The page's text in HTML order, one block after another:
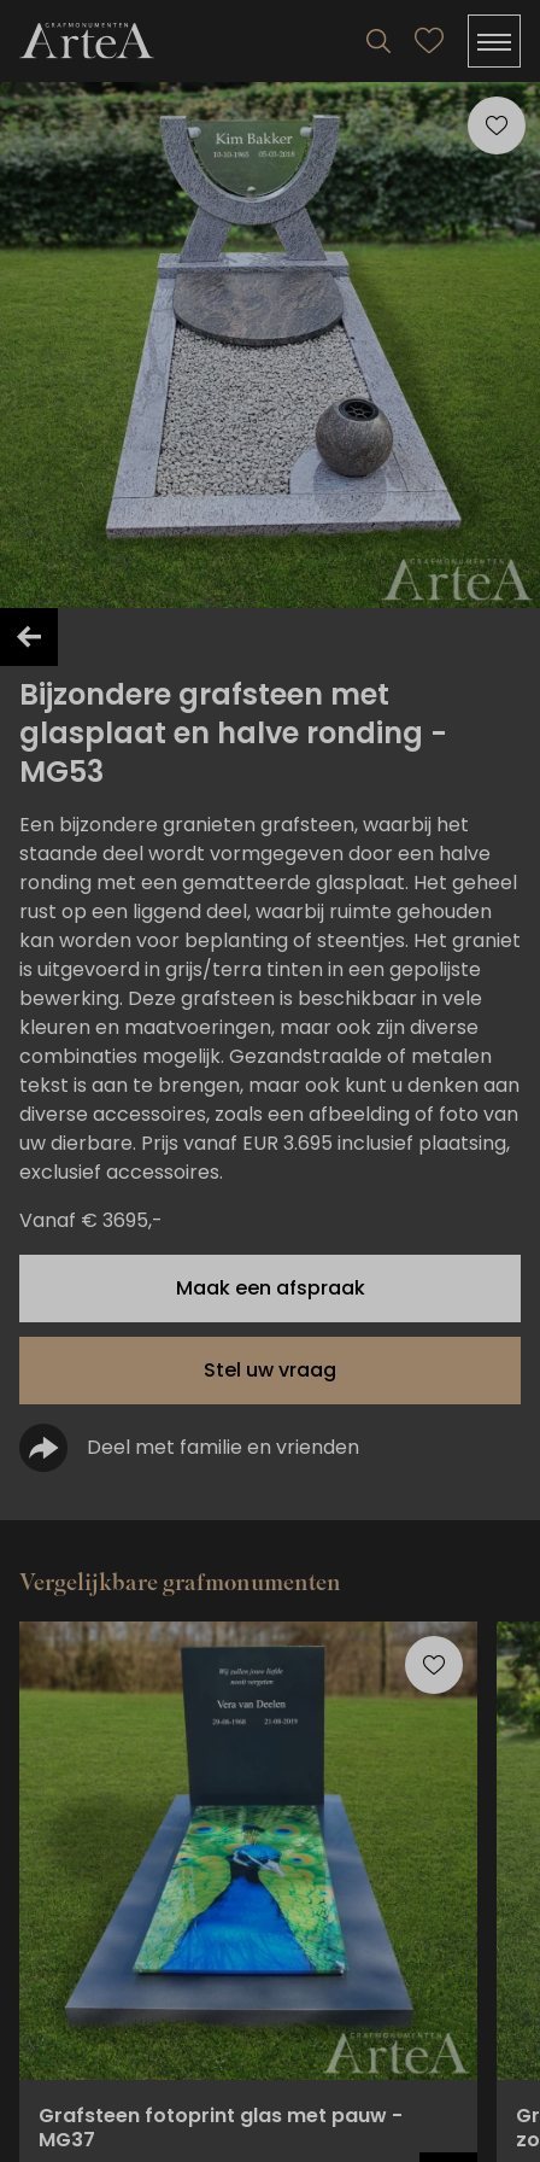
Bijzondere grafsteen met
glasplaat en halve ronding -
MG53
Een bijzondere granieten grafsteen, waarbij het
staande deel wordt vormgegeven door een halve
ronding met een gematteerde glasplaat. Het geheel
rust op een liggend deel, waarbij ruimte gehouden
kan worden voor beplanting of steentjes. Het graniet
is uitgevoerd in grijs/terra tinten in een gepolijste
bewerking. Deze grafsteen is beschikbaar in vele
kleuren en maatvoeringen, maar ook zijn diverse
combinaties mogelijk. Gezandstraalde of metalen
tekst is aan te brengen, maar ook kunt u denken aan
diverse accessoires, zoals een afbeelding of foto van
uw dierbare. Prijs vanaf EUR 3.695 inclusief plaatsing,
exclusief accessoires.
Vanaf € 3695,-
Maak een afspraak
Stel uw vraag
Deel met familie en vrienden
Vergelijkbare grafmonumenten
Grafsteen fotoprint glas met pauw -
MG37